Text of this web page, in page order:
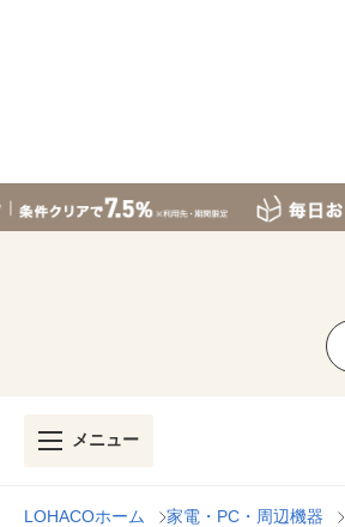
メニュー
LOHACOホーム 家電・PC・周辺機器